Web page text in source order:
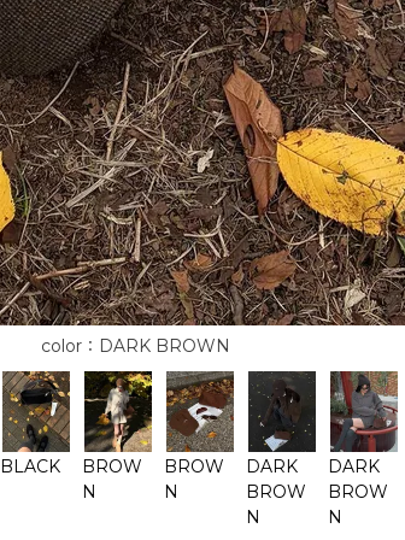
DARK BROWN
BLACK
BROW
N
BROW
N
DARK
BROW
N
DARK
BROW
N